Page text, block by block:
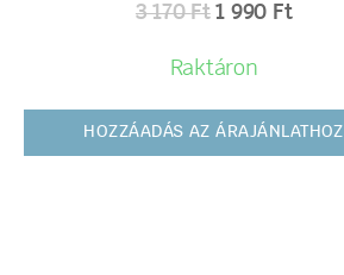
3 170Ft 1 990 Ft
Raktáron
HOZZÁADÁS AZ ÁRAJÁNLATHOZ